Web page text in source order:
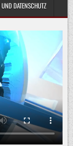
DATENSCHUTZ